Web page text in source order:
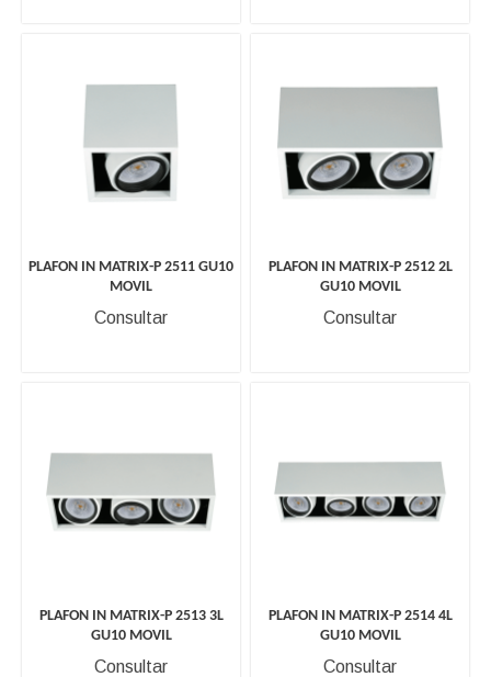
PLAFON IN MATRIX-P 2511 GU10
MOVIL
Consultar
PLAFON IN MATRIX-P 2512 2L
GU10 MOVIL
Consultar
PLAFON IN MATRIX-P 2513 3L
GU10 MOVIL
Consultar
PLAFON IN MATRIX-P 2514 4L
GU10 MOVIL
Consultar